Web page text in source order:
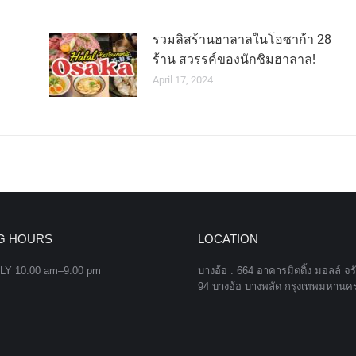
รวมลิสร้านฮาลาลในโอซาก้า 28
ร้าน สวรรค์ของนักชิมฮาลาล!
April 17, 2024
HOURS
10:00 am–9:00 pm
LOCATION
บางอ้อ : 664 อาคารมิตติ้ง มอลล์ จ
94 บางอ้อ บางพลัด กรุงเทพมหานค